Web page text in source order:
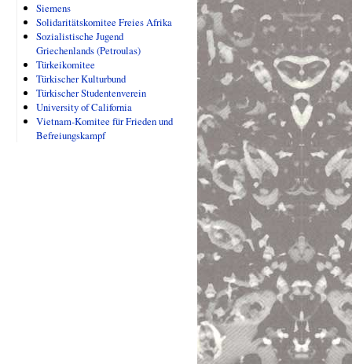
Siemens
Solidaritätskomitee Freies Afrika
Sozialistische Jugend
Griechenlands (Petroulas)
Türkeikomitee
Türkischer Kulturbund
Türkischer Studentenverein
University of California
Vietnam-Komitee für Frieden und
Befreiungskampf